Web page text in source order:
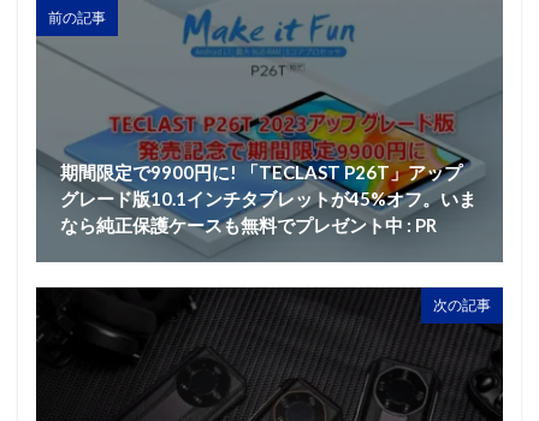
前の記事
期間限定で9900円に! 「TECLAST P26T」アップ
グレード版10.1インチタブレットが45%オフ。いま
なら純正保護ケースも無料でプレゼント中 : PR
次の記事